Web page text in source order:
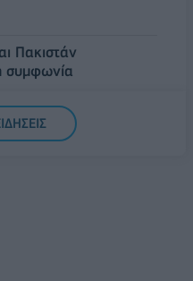
Πακιστάν
συμφωνία